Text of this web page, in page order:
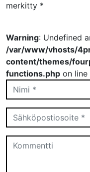
merkitty *
Warning: Undefined
/var/www/vhosts/
content/themes/
functions.php on line